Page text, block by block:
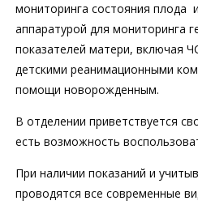
мониторинга состояния плода
аппаратурой для мониторинга
показателей матери, включая
детскими реанимационными
помощи новорожденным.
В отделении приветствуется
есть возможность
При наличии показаний и
проводятся все современные